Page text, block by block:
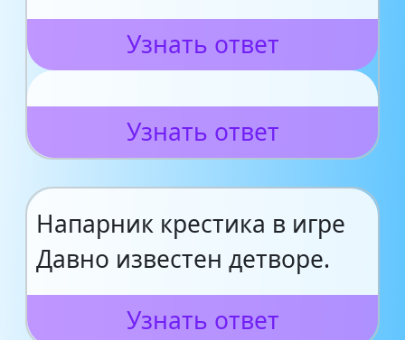
Узнать ответ
Узнать ответ
Напарник крестика в игре
Давно известен детворе.
Узнать ответ